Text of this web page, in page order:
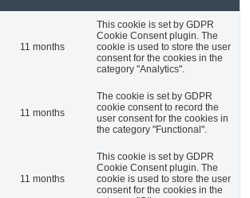
11 months
This cookie is set by GDPR
Cookie Consent plugin. The
cookie is used to store the user
consent for the cookies in the
category "Analytics".
11 months
The cookie is set by GDPR
cookie consent to record the
user consent for the cookies in
the category "Functional".
11 months
This cookie is set by GDPR
Cookie Consent plugin. The
cookie is used to store the user
consent for the cookies in the